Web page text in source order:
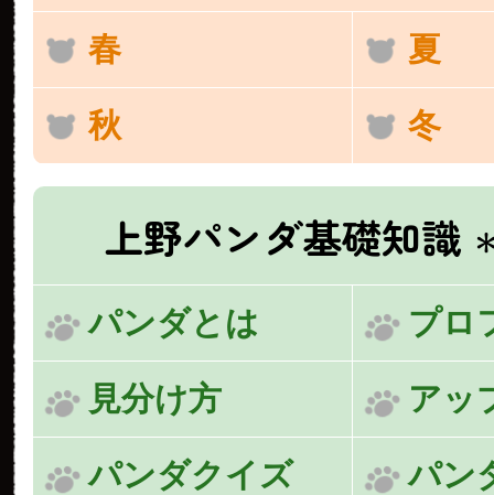
春 夏
秋 冬
上野パンダ基礎知識
パンダとは プロ
見分け方 アッ
パンダクイズ パン